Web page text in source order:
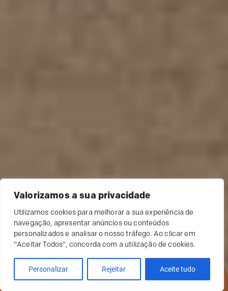
Valorizamos a sua privacidade
Utilizamos cookies para melhorar a sua experiência de
navegação, apresentar anúncios ou conteúdos
personalizados e analisar o nosso tráfego. Ao clicar em
"Aceitar Todos", concorda com a utilização de cookies.
Personalizar Rejeitar Aceite tudo
RESERVAR